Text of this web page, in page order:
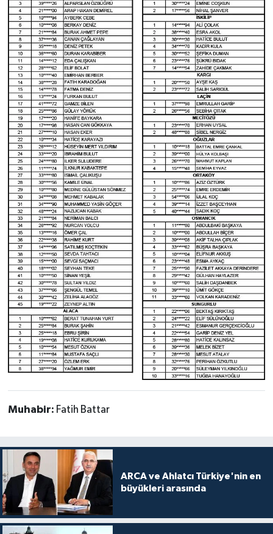
Muhabir: Fatih Battar
ARCA ve Ahlatcı Türkiye'nin en
büyükleri arasında